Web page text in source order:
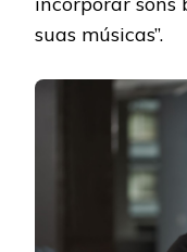
suas músicas”.